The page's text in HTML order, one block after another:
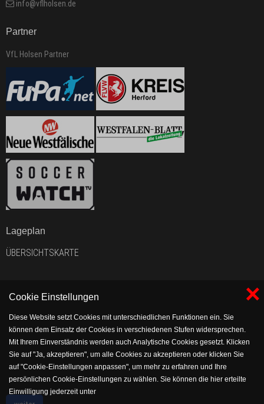
×
Cookie Einstellungen
Diese Website setzt Cookies mit unterschiedlichen Funktionen ein. Sie
können dem Einsatz der Cookies in verschiedenen Stufen widersprechen.
Mit Ihrem Einverständnis werden auch Analytische Cookies gesetzt. Klicken
Sie auf "Ja, akzeptieren", um alle Cookies zu akzeptieren oder klicken Sie
auf "Cookie-Einstellungen anpassen", um mehr zu erfahren und Ihre
persönlichen Cookie-Einstellungen zu wählen. Sie können die hier erteilte
Einwilligung jederzeit unter
info@vflholsen.de
Partner
VfL Holsen Partner
Lageplan
ÜBERSICHTSKARTE